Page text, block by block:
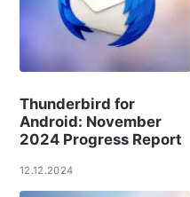
Thunderbird for
Android: November
2024 Progress Report
12.12.2024